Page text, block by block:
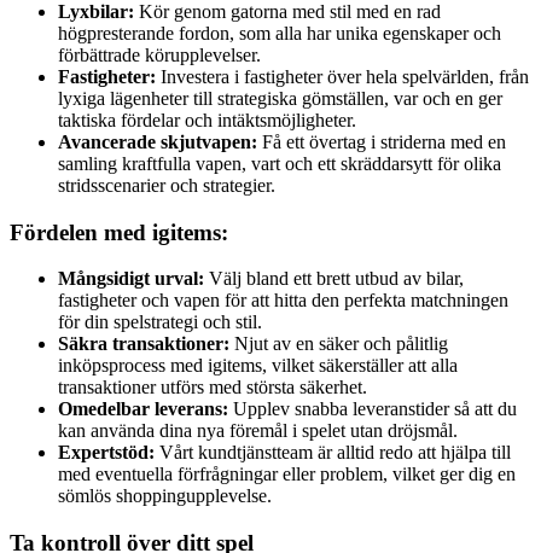
Lyxbilar: Kör genom gatorna med stil med en rad
högpresterande fordon, som alla har unika egenskaper och
förbättrade körupplevelser.
Fastigheter: Investera i fastigheter över hela spelvärlden, från
lyxiga lägenheter till strategiska gömställen, var och en ger
taktiska fördelar och intäktsmöjligheter.
Avancerade skjutvapen: Få ett övertag i striderna med en
samling kraftfulla vapen, vart och ett skräddarsytt för olika
stridsscenarier och strategier.
Fördelen med igitems:
Mångsidigt urval: Välj bland ett brett utbud av bilar,
fastigheter och vapen för att hitta den perfekta matchningen
för din spelstrategi och stil.
Säkra transaktioner: Njut av en säker och pålitlig
inköpsprocess med igitems, vilket säkerställer att alla
transaktioner utförs med största säkerhet.
Omedelbar leverans: Upplev snabba leveranstider så att du
kan använda dina nya föremål i spelet utan dröjsmål.
Expertstöd: Vårt kundtjänstteam är alltid redo att hjälpa till
med eventuella förfrågningar eller problem, vilket ger dig en
sömlös shoppingupplevelse.
Ta kontroll över ditt spel